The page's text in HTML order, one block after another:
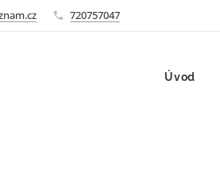
720757047
Úvod